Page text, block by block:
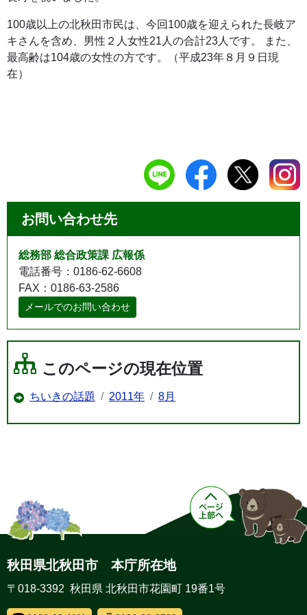
100歳以上の北秋田市民は、今回100歳を迎えられた長岐ア
キさんを含め、男性２人女性21人の合計23人です。 また、
最高齢は104歳の女性の方です。（平成23年８月９日現
在）
お問い合わせ先
総務部 総合政策課 広報係
電話番号：0186-62-6608
FAX：0186-63-2586
メールでのお問い合わせ
このページの現在位置
ちいきの話題 2011年 8月
秋田県北秋田市 本庁所在地
〒018-3392 秋田県 北秋田市花園町 19番1号